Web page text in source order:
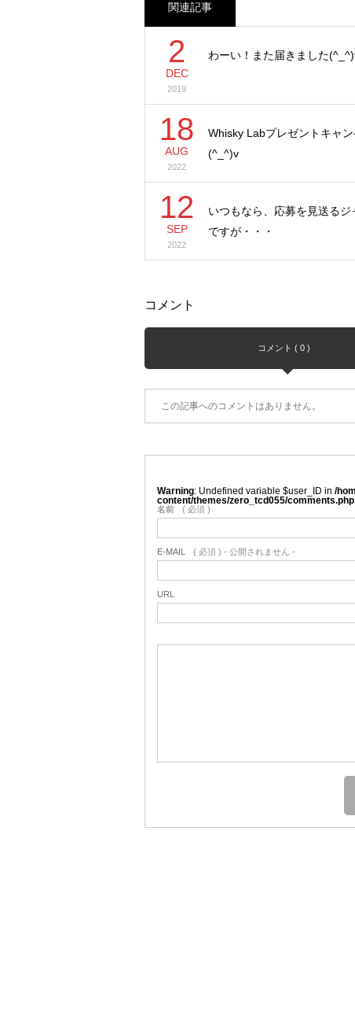
関連記事
2
DEC
2019
わーい！また届きました
18
AUG
2022
Whisky Labプレゼントキャ
(^_^)v
12
SEP
2022
いつもなら、応募を見送るジ
ですが・・・
コメント
コメント ( 0 )
この記事へのコメントはありません。
Warning : Undefined variable $user_ID in /
content/themes/zero_tcd055/comments.php
名前 ( 必須 )
E-MAIL ( 必須 ) - 公開されません -
URL